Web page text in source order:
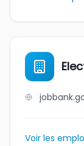
Voir les